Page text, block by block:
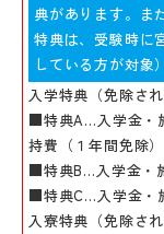
典があります。ま
特典は、受験時に
している方が対象
入学特典（免除され
■特典A…入学金・
持費（１年間免除）
■特典B…入学金・
■特典C…入学金・
入寮特典（免除され